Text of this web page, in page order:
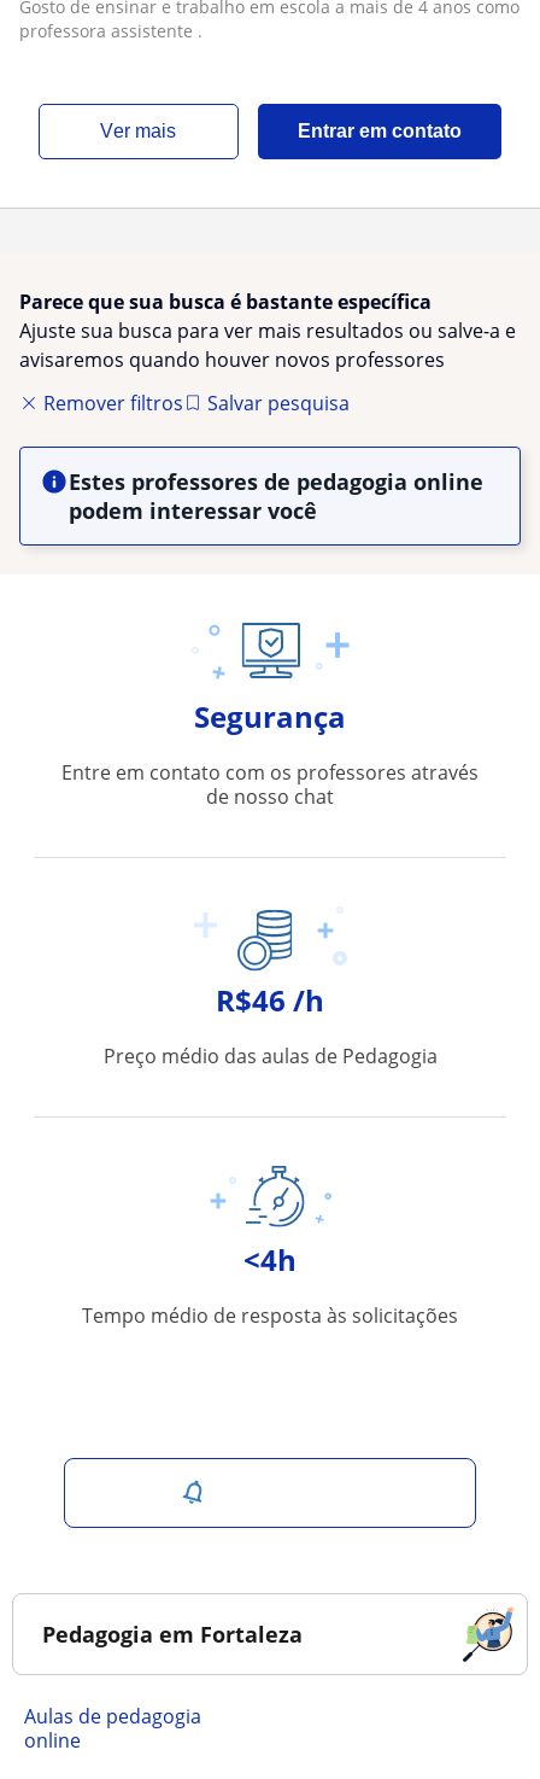
Gosto de ensinar e trabalho em escola a mais de 4 anos como
professora assistente .
ver mais Entrar em contato
Parece que sua busca é bastante específica
Ajuste sua busca para ver mais resultados ou salve-a e
avisaremos quando houver novos professores
Remover filtros
Salvar pesquisa
Estes professores de pedagogia online
podem interessar você
Segurança
Entre em contato com os professores através
de nosso chat
R$46 /h
Preço médio das aulas de Pedagogia
<4h
Tempo médio de resposta às solicitações
Pedagogia em Fortaleza
Aulas de pedagogia
online